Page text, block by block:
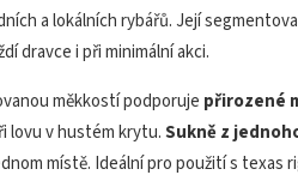
a lokálních rybářů. Její
dravce i při minimální akci.
měkkostí podporuje přirozené
lovu v hustém krytu.Sukně z
místě. Ideální pro použití s texas